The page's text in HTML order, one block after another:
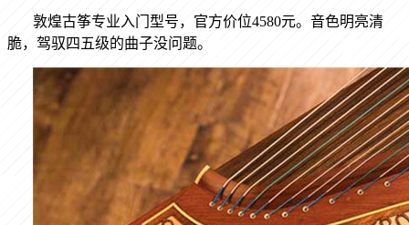
敦煌古筝专业入门型号，官方价位4580元。音色明亮清
脆，驾驭四五级的曲子没问题。